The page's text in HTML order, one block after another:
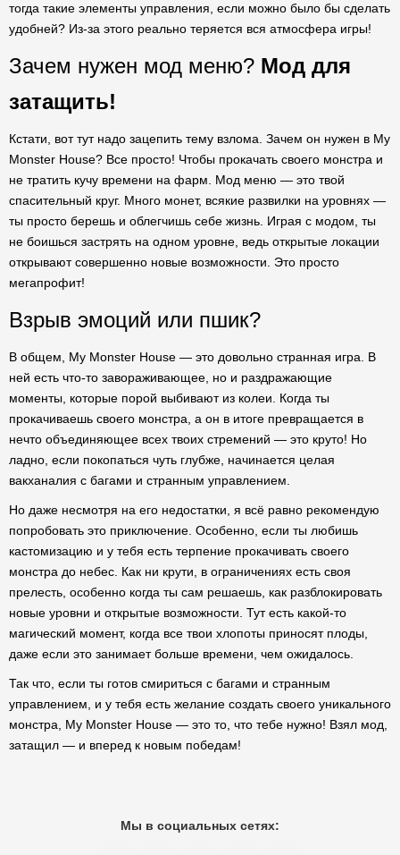
тогда такие элементы управления, если можно было бы сделать
удобней? Из-за этого реально теряется вся атмосфера игры!
Зачем нужен мод меню? Мод для
затащить!
Кстати, вот тут надо зацепить тему взлома. Зачем он нужен в My
Monster House? Все просто! Чтобы прокачать своего монстра и
не тратить кучу времени на фарм. Мод меню — это твой
спасительный круг. Много монет, всякие развилки на уровнях —
ты просто берешь и облегчишь себе жизнь. Играя с модом, ты
не боишься застрять на одном уровне, ведь открытые локации
открывают совершенно новые возможности. Это просто
мегапрофит!
Взрыв эмоций или пшик?
В общем, My Monster House — это довольно странная игра. В
ней есть что-то завораживающее, но и раздражающие
моменты, которые порой выбивают из колеи. Когда ты
прокачиваешь своего монстра, а он в итоге превращается в
нечто объединяющее всех твоих стремений — это круто! Но
ладно, если покопаться чуть глубже, начинается целая
вакханалия с багами и странным управлением.
Но даже несмотря на его недостатки, я всё равно рекомендую
попробовать это приключение. Особенно, если ты любишь
кастомизацию и у тебя есть терпение прокачивать своего
монстра до небес. Как ни крути, в ограничениях есть своя
прелесть, особенно когда ты сам решаешь, как разблокировать
новые уровни и открытые возможности. Тут есть какой-то
магический момент, когда все твои хлопоты приносят плоды,
даже если это занимает больше времени, чем ожидалось.
Так что, если ты готов смириться с багами и странным
управлением, и у тебя есть желание создать своего уникального
монстра, My Monster House — это то, что тебе нужно! Взял мод,
затащил — и вперед к новым победам!
Мы в социальных сетях: